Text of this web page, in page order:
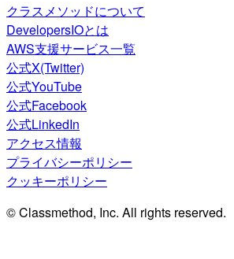
クラスメソッドについて
DevelopersIOとは
AWS支援サービス一覧
公式X(Twitter)
公式YouTube
公式Facebook
公式LinkedIn
アクセス情報
プライバシーポリシー
クッキーポリシー
© Classmethod, Inc. All rights reserved.